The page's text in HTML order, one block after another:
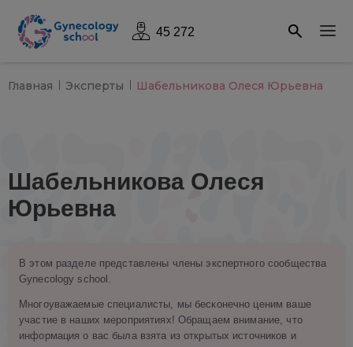
45 272
Главная Эксперты Шабельникова Олеся Юрьевна
Шабельникова Олеся
Юрьевна
В этом разделе представлены члены экспертного сообщества
Gynecology school.
Многоуважаемые специалисты, мы бесконечно ценим ваше
участие в наших мероприятиях! Обращаем внимание, что
информация о вас была взята из открытых источников и